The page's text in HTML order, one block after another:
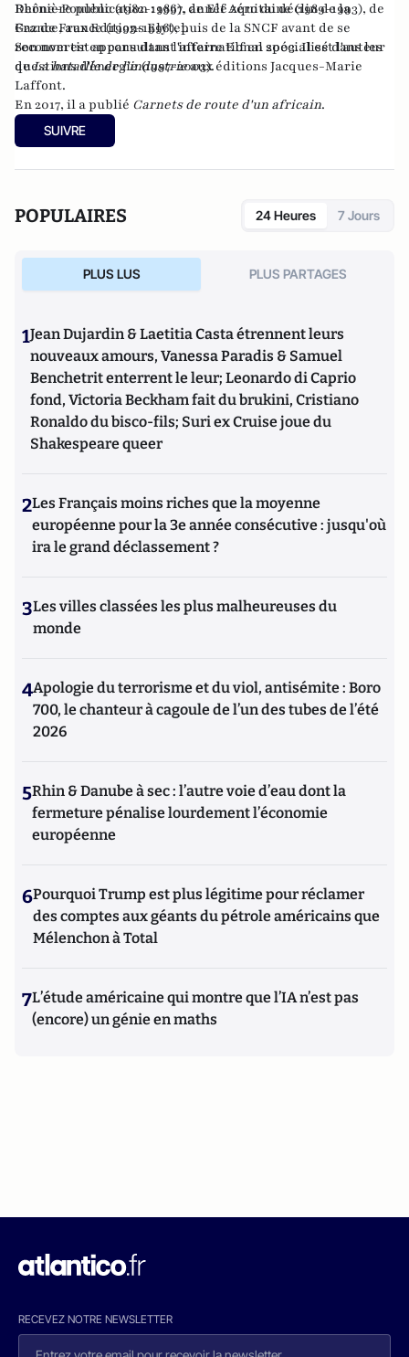
Rhône-Poulenc (1982-1986), de Elf Aquitaine (1989-1993), de
Gaz de France (1993-1996), puis de la SNCF avant de se
reconvertir en consultant international spécialisé dans les
questions d'énergie (1997-2003).
Dernière publication :1997, année zéro du déclin de la
France, aux Editions Elytel.
Son nom est apparu dans l'affaire Elf en 2003. Il est l'auteur
deLa bataille de l'industrieaux éditions Jacques-Marie
Laffont.
En 2017, il a publié Carnets de route d'un africain.
SUIVRE
POPULAIRES 24 Heures 7 Jours
PLUS LUS PLUS PARTAGES
1Jean Dujardin & Laetitia Casta étrennent leurs
nouveaux amours, Vanessa Paradis & Samuel
Benchetrit enterrent le leur; Leonardo di Caprio
fond, Victoria Beckham fait du brukini, Cristiano
Ronaldo du bisco-fils; Suri ex Cruise joue du
Shakespeare queer
2Les Français moins riches que la moyenne
européenne pour la 3e année consécutive : jusqu'où
ira le grand déclassement ?
3Les villes classées les plus malheureuses du
monde
4Apologie du terrorisme et du viol, antisémite : Boro
700, le chanteur à cagoule de l’un des tubes de l’été
2026
5Rhin & Danube à sec : l’autre voie d’eau dont la
fermeture pénalise lourdement l’économie
européenne
6Pourquoi Trump est plus légitime pour réclamer
des comptes aux géants du pétrole américains que
Mélenchon à Total
7L’étude américaine qui montre que l’IA n’est pas
(encore) un génie en maths
RECEVEZ NOTRE NEWSLETTER